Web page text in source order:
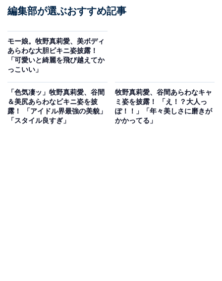
編集部が選ぶおすすめ記事
モー娘。牧野真莉愛、美ボディ
あらわな大胆ビキニ姿披露！
「可愛いと綺麗を飛び越えてか
っこいい」
「色気凄ッ」牧野真莉愛、谷間
＆美尻あらわなビキニ姿を披
露！ 「アイドル界最強の美貌」
「スタイル良すぎ」
牧野真莉愛、谷間あらわなキャ
ミ姿を披露！ 「え！？大人っ
ぽ！！」「年々美しさに磨きが
かかってる」